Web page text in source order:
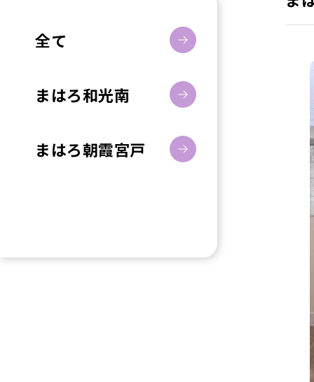
全て
まはろ和光南
まはろ朝霞宮戸